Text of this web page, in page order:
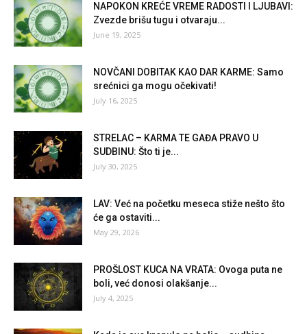
NAPOKON KREĆE VREME RADOSTI I LJUBAVI:
Zvezde brišu tugu i otvaraju...
June 19, 2025
NOVČANI DOBITAK KAO DAR KARME: Samo
srećnici ga mogu očekivati!
July 16, 2025
STRELAC – KARMA TE GAĐA PRAVO U
SUDBINU: Što ti je...
July 30, 2025
LAV: Već na početku meseca stiže nešto što
će ga ostaviti...
May 29, 2026
PROŠLOST KUCA NA VRATA: Ovoga puta ne
boli, već donosi olakšanje...
July 4, 2025